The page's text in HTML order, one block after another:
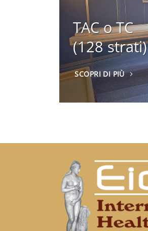
TAC o TC
(128 strati)
SCOPRI DI PIÙ